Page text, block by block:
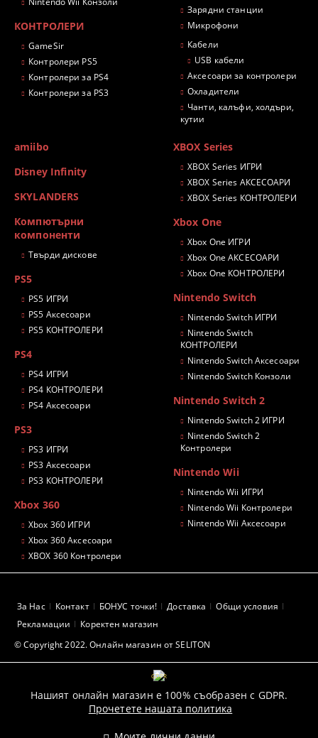
КОНТРОЛЕРИ
GameSir
Контролери PS5
Контролери за PS4
Контролери за PS3
Зарядни станции
Микрофони
Кабели
USB кабели
Аксесоари за контролери
Охладители
Чанти, калъфи, холдъри,
кутии
amiibo
Disney Infinity
SKYLANDERS
Компютърни
компоненти
Твърди дискове
PS5
PS5 ИГРИ
PS5 Аксесоари
PS5 КОНТРОЛЕРИ
PS4
PS4 ИГРИ
PS4 КОНТРОЛЕРИ
PS4 Аксесоари
PS3
PS3 ИГРИ
PS3 Аксесоари
PS3 КОНТРОЛЕРИ
Xbox 360
Xbox 360 ИГРИ
Xbox 360 Аксесоари
XBOX 360 Контролери
XBOX Series
XBOX Series ИГРИ
XBOX Series АКСЕСОАРИ
XBOX Series КОНТРОЛЕРИ
Xbox One
Xbox One ИГРИ
Xbox One АКСЕСОАРИ
Xbox One КОНТРОЛЕРИ
Nintendo Switch
Nintendo Switch ИГРИ
Nintendo Switch
КОНТРОЛЕРИ
Nintendo Switch Аксесоари
Nintendo Switch Конзоли
Nintendo Switch 2
Nintendo Switch 2 ИГРИ
Nintendo Switch 2
Контролери
Nintendo Wii
Nintendo Wii ИГРИ
Nintendo Wii Контролери
Nintendo Wii Аксесоари
© Copyright 2022. Онлайн магазин от SELITON
За Нас Контакт БОНУС точки! Доставка
Общи условия
Рекламации
Коректен магазин
GDPR
Нашият онлайн магазин е 100% съобразен с GDPR.
Прочетете нашата политика